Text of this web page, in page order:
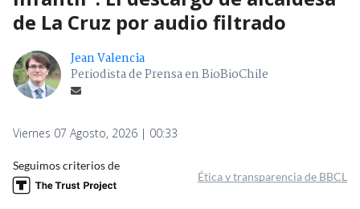
de La Cruz por audio filtrado
Jean Valencia
Periodista de Prensa en BioBioChile
Viernes 07 Agosto, 2026 | 00:33
Seguimos criterios de
Ética y transparencia de BBCL